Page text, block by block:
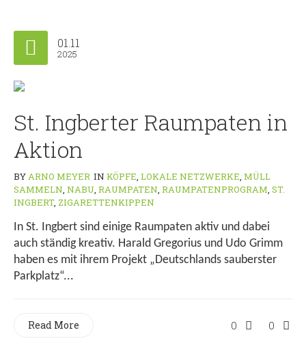
01.11
2025
St. Ingberter Raumpaten in
Aktion
BYARNO MEYER IN KÖPFE, LOKALE NETZWERKE, MÜLL
SAMMELN, NABU, RAUMPATEN, RAUMPATENPROGRAM, ST.
INGBERT, ZIGARETTENKIPPEN
In St. Ingbert sind einige Raumpaten aktiv und dabei
auch ständig kreativ. Harald Gregorius und Udo Grimm
haben es mit ihrem Projekt „Deutschlands sauberster
Parkplatz“...
0 0
Read More